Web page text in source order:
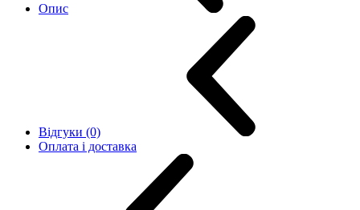
Опис
Відгуки (0)
Оплата і доставка